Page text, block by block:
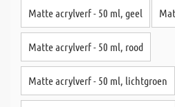
Matte acrylverf - 50 ml, geel
Matte acrylverf - 50 ml, rood
Matte acrylverf - 50 ml, lichtgroen